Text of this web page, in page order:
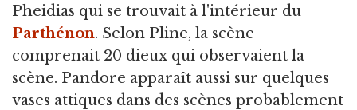
Pheidias qui se trouvait à l'intérieur du
Parthénon. Selon Pline, la scène
comprenait 20 dieux qui observaient la
scène. Pandore apparaît aussi sur quelques
vases attiques dans des scènes probablement